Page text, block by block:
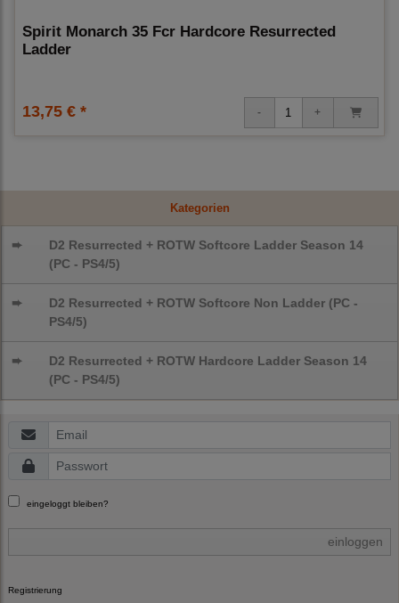
Kategorien
➨
D2 Resurrected + ROTW Softcore Ladder Season 14
(PC - PS4/5)
➨
D2 Resurrected + ROTW Softcore Non Ladder (PC -
PS4/5)
➨
D2 Resurrected + ROTW Hardcore Ladder Season 14
(PC - PS4/5)
eingeloggt bleiben?
einloggen
Registrierung
Spirit Monarch 35 Fcr Hardcore Resurrected
Ladder
13,75 € *